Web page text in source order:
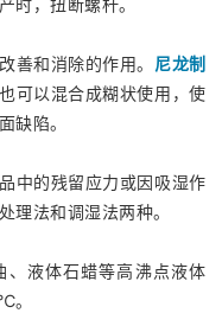
时，扭断螺杆。
善和消除的作用。 尼龙制
可以混合成糊状使用，使
缺陷。
中的残留应力或因吸湿作
理法和调湿法两种。
、液体石蜡等高沸点液体
。